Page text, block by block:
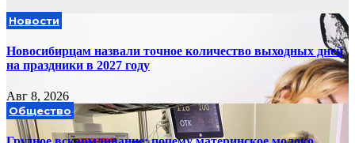
Новости
Новосибирцам назвали точное количество выходных дней
на праздники в 2027 году
Авг 8, 2026
Общество